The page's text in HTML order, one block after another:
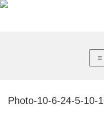
Photo-10-6-24-5-10-